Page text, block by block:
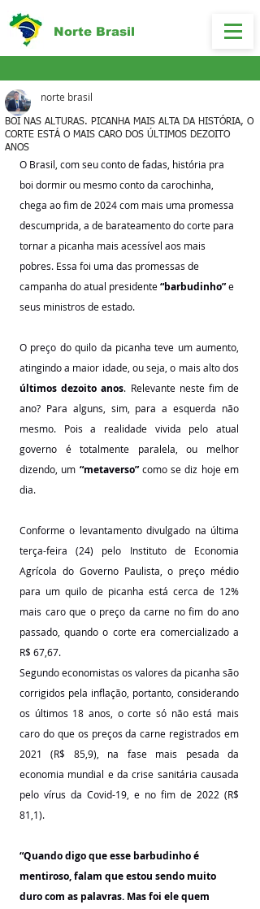
Norte Brasil
BOI NAS ALTURAS. PICANHA MAIS ALTA DA HISTÓRIA, O
CORTE ESTÁ O MAIS CARO DOS ÚLTIMOS DEZOITO
ANOS
norte brasil
O Brasil, com seu conto de fadas, história pra
boi dormir ou mesmo conto da carochinha,
chega ao fim de 2024 com mais uma promessa
descumprida, a de barateamento do corte para
tornar a picanha mais acessível aos mais
pobres. Essa foi uma das promessas de
campanha do atual presidente “barbudinho” e
seus ministros de estado.
O preço do quilo da picanha teve um aumento,
últimos dezoito anos. Relevante neste fim de
ano? Para alguns, sim, para a esquerda não
mesmo. Pois a realidade vivida pelo atual
governo é totalmente paralela, ou melhor
dizendo, um “metaverso” como se diz hoje em
dia.
Conforme o levantamento divulgado na última
terça-feira (24) pelo Instituto de Economia
Agrícola do Governo Paulista, o preço médio
para um quilo de picanha está cerca de 12%
mais caro que o preço da carne no fim do ano
passado, quando o corte era comercializado a
R$ 67,67.
Segundo economistas os valores da picanha são
corrigidos pela inflação, portanto, considerando
os últimos 18 anos, o corte só não está mais
caro do que os preços da carne registrados em
2021 (R$ 85,9), na fase mais pesada da
economia mundial e da crise sanitária causada
pelo vírus da Covid-19, e no fim de 2022 (R$
81,1).
“Quando digo que esse barbudinho é
mentiroso, falam que estou sendo muito
duro com as palavras. Mas foi ele quem